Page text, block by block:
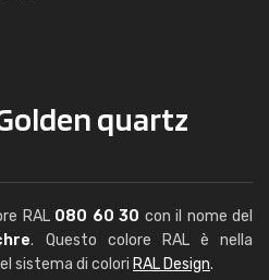
quartz
RAL 080 60 30 con il nome del
. Questo colore RAL è nella
sistema di colori RAL Design.